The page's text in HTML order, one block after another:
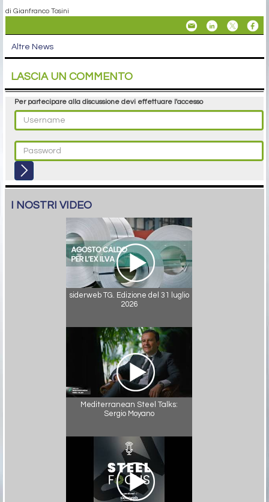
di Gianfranco Tosini
Altre News
LASCIA UN COMMENTO
Per partecipare alla discussione devi effettuare l'accesso
I NOSTRI VIDEO
siderweb TG. Edizione del 31 luglio
2026
Mediterranean Steel Talks:
Sergio Moyano